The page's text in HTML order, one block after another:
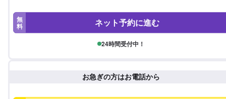
無
料 ネット予約に進む
24時間受付中！
お急ぎの方はお電話から